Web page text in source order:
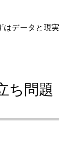
はデータと現実
ち問題